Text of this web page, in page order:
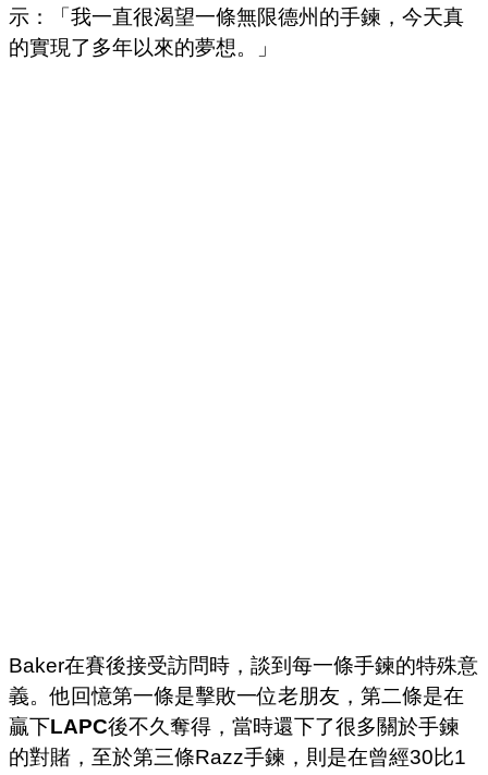
示：「我一直很渴望一條無限德州的手鍊，今天真
的實現了多年以來的夢想。」
Baker在賽後接受訪問時，談到每一條手鍊的特殊意
義。他回憶第一條是擊敗一位老朋友，第二條是在
贏下LAPC後不久奪得，當時還下了很多關於手鍊
的對賭，至於第三條Razz手鍊，則是在曾經30比1